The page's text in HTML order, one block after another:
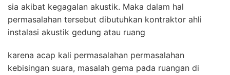
sia akibat kegagalan akustik. Maka dalam hal
permasalahan tersebut dibutuhkan kontraktor ahli
instalasi akustik gedung atau ruang
karena acap kali permasalahan permasalahan
kebisingan suara, masalah gema pada ruangan di